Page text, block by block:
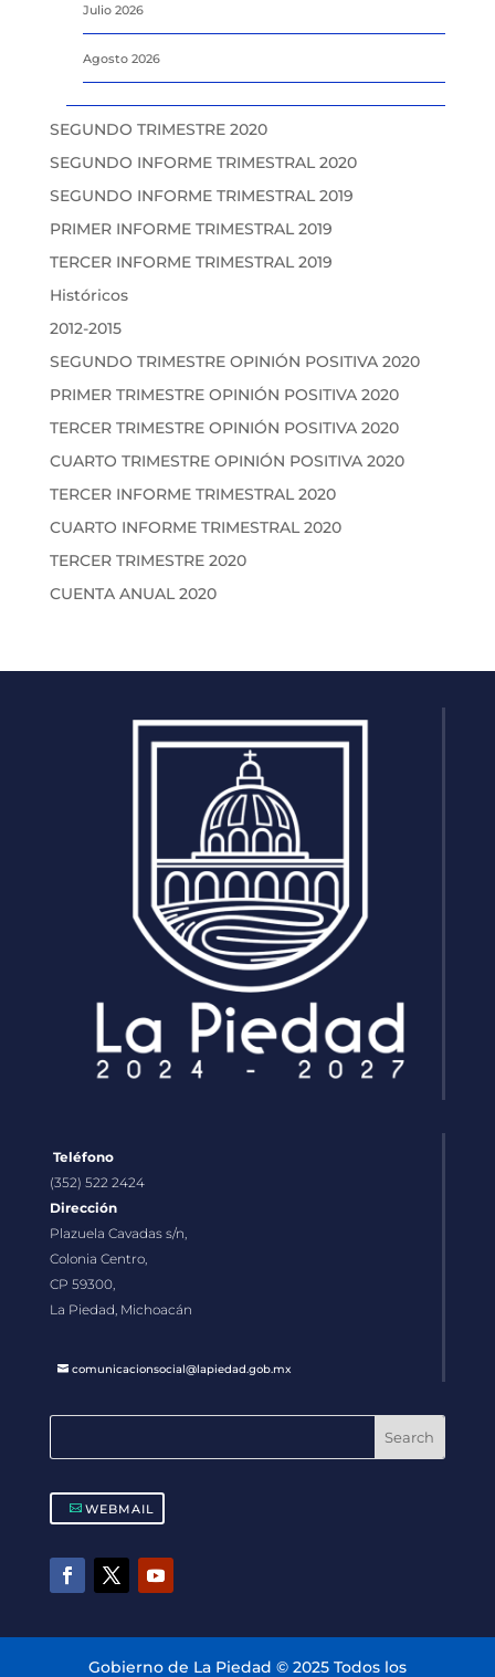
Julio 2026
Agosto 2026
SEGUNDO TRIMESTRE 2020
SEGUNDO INFORME TRIMESTRAL 2020
SEGUNDO INFORME TRIMESTRAL 2019
PRIMER INFORME TRIMESTRAL 2019
TERCER INFORME TRIMESTRAL 2019
Históricos
2012-2015
SEGUNDO TRIMESTRE OPINIÓN POSITIVA 2020
PRIMER TRIMESTRE OPINIÓN POSITIVA 2020
TERCER TRIMESTRE OPINIÓN POSITIVA 2020
CUARTO TRIMESTRE OPINIÓN POSITIVA 2020
TERCER INFORME TRIMESTRAL 2020
CUARTO INFORME TRIMESTRAL 2020
TERCER TRIMESTRE 2020
CUENTA ANUAL 2020
Teléfono
(352) 522 2424
Dirección
Plazuela Cavadas s/n,
Colonia Centro,
CP 59300,
La Piedad, Michoacán
comunicacionsocial@lapiedad.gob.mx
WEBMAIL
Gobierno de La Piedad © 2025 Todos los